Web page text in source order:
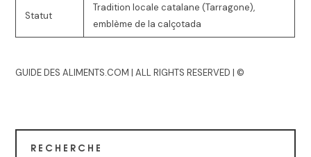
Statut
Tradition locale catalane (Tarragone),
emblème de la calçotada
GUIDE DES ALIMENTS.COM | ALL RIGHTS RESERVED | ©
RECHERCHE